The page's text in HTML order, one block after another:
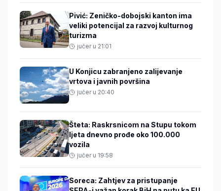
Pivić: Zeničko-dobojski kanton ima
veliki potencijal za razvoj kulturnog
turizma
jučer u 21:01
U Konjicu zabranjeno zalijevanje
vrtova i javnih površina
jučer u 20:40
Šteta: Raskrsnicom na Stupu tokom
ljeta dnevno prođe oko 100.000
vozila
jučer u 19:58
Soreca: Zahtjev za pristupanje